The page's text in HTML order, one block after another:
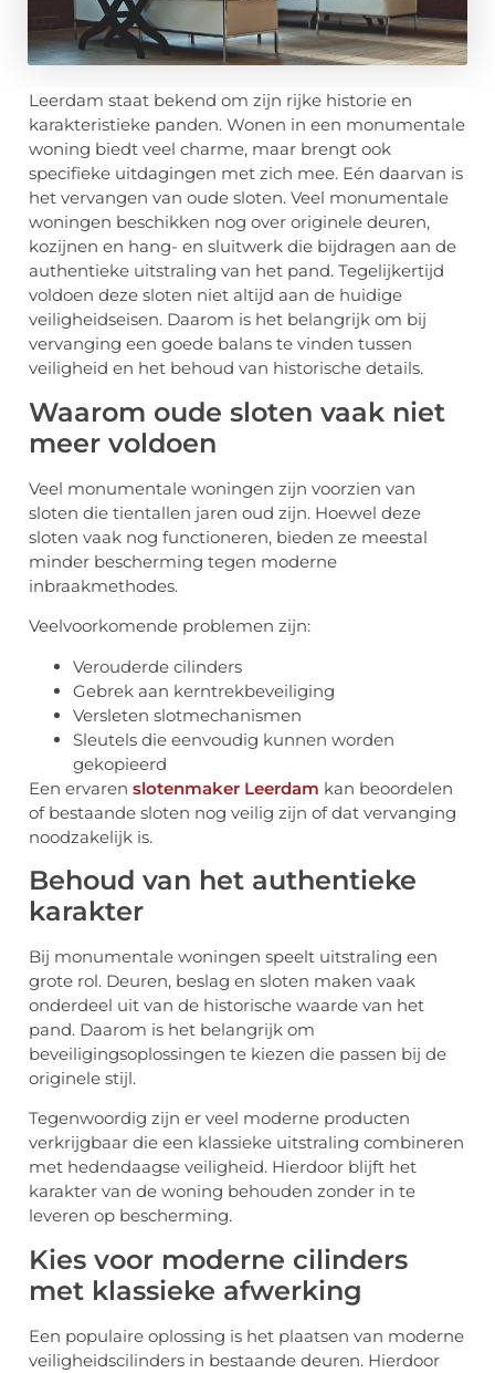
Leerdam staat bekend om zijn rijke historie en
karakteristieke panden. Wonen in een monumentale
woning biedt veel charme, maar brengt ook
specifieke uitdagingen met zich mee. Eén daarvan is
het vervangen van oude sloten. Veel monumentale
woningen beschikken nog over originele deuren,
kozijnen en hang- en sluitwerk die bijdragen aan de
authentieke uitstraling van het pand. Tegelijkertijd
voldoen deze sloten niet altijd aan de huidige
veiligheidseisen. Daarom is het belangrijk om bij
vervanging een goede balans te vinden tussen
veiligheid en het behoud van historische details.
Waarom oude sloten vaak niet
meer voldoen
Veel monumentale woningen zijn voorzien van
sloten die tientallen jaren oud zijn. Hoewel deze
sloten vaak nog functioneren, bieden ze meestal
minder bescherming tegen moderne
inbraakmethodes.
Veelvoorkomende problemen zijn:
Verouderde cilinders
Gebrek aan kerntrekbeveiliging
Versleten slotmechanismen
Sleutels die eenvoudig kunnen worden
gekopieerd
Een ervaren slotenmaker Leerdam kan beoordelen
of bestaande sloten nog veilig zijn of dat vervanging
noodzakelijk is.
Behoud van het authentieke
karakter
Bij monumentale woningen speelt uitstraling een
grote rol. Deuren, beslag en sloten maken vaak
onderdeel uit van de historische waarde van het
pand. Daarom is het belangrijk om
beveiligingsoplossingen te kiezen die passen bij de
originele stijl.
Tegenwoordig zijn er veel moderne producten
verkrijgbaar die een klassieke uitstraling combineren
met hedendaagse veiligheid. Hierdoor blijft het
karakter van de woning behouden zonder in te
leveren op bescherming.
Kies voor moderne cilinders
met klassieke afwerking
Een populaire oplossing is het plaatsen van moderne
veiligheidscilinders in bestaande deuren. Hierdoor